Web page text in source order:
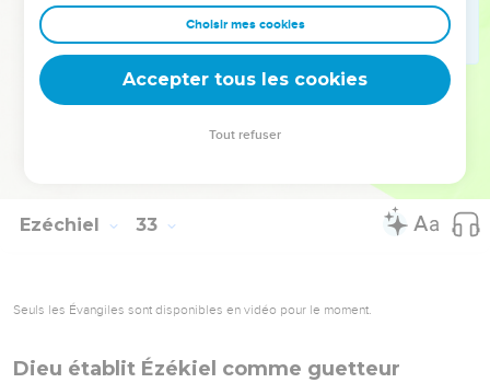
Pharaon les verra, et se consolera de toute sa multitude ;
Pharaon et toute son armée seront blessés à mort par l'épée,
dit le Seigneur, l'Éternel ;
Car je répandrai ma terreur sur la terre des vivants.
Pharaon et toute sa multitude seront couchés au milieu des
Ezéchiel 33
Seuls les Évangiles sont disponibles en vidéo pour le moment.
Dieu établit Ézékiel comme guetteur
Choisir mes cookies
Accepter tous les cookies
Tout refuser